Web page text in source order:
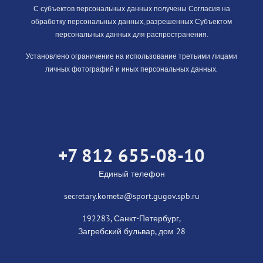
С субъектов персональных данных получены Согласия на
обработку персональных данных, разрешенных Субъектом
персональных данных для распространения.
Установлено ограничение на использование третьими лицами
личных фотографий и иных персональных данных.
+7 812 655-08-10
Единый телефон
secretary.kometa@sport.gugov.spb.ru
192283, Санкт-Петербург,
Загребский бульвар, дом 28